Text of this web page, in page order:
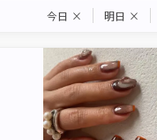
今日 × 明日 ×